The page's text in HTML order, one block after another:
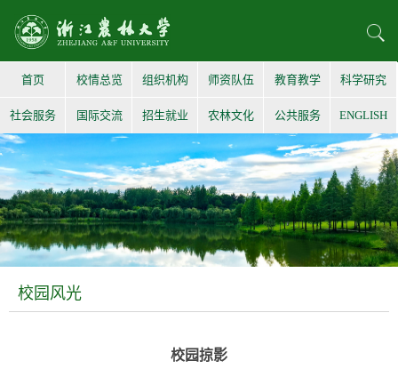
首页 校情总览 组织机构 师资队伍 教育教学 科学研究
社会服务 国际交流 招生就业 农林文化 公共服务 ENGLISH
校园风光
校园掠影